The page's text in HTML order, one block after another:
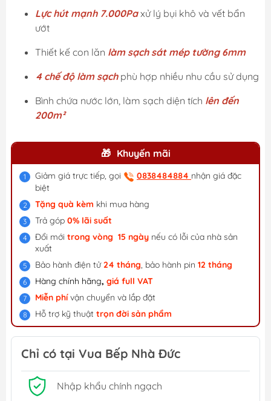
Lực hút mạnh 7.000Paxử lý bụi khô và vết bẩn
ướt
Thiết kế con lăn làm sạch sát mép tường 6mm
4 chế độ làm sạchphù hợp nhiều nhu cầu sử dụng
Bình chứa nước lớn, làm sạch diện tích lên đến
200m²
Khuyến mãi
Giảm giá trực tiếp, gọi 0838484884 nhận giá đặc
biệt
Tặng quà kèm khi mua hàng
Trả góp 0% lãi suất
Đổi mới trong vòng 15 ngày nếu có lỗi của nhà sản
xuất
Bảo hành điện tử24 tháng, bảo hành pin 12 tháng
Hàng chính hãng, giá full VAT
Miễn phívận chuyển và lắp đặt
Hỗ trợ kỹ thuật trọn đời sản phẩm
Chỉ có tại Vua Bếp Nhà Đức
Nhập khẩu chính ngạch